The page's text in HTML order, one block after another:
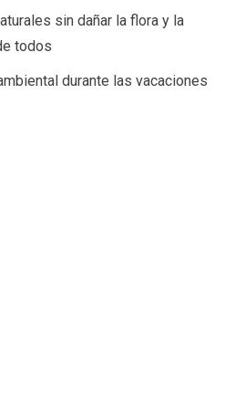
sin dañar la flora y la
todos
durante las vacaciones